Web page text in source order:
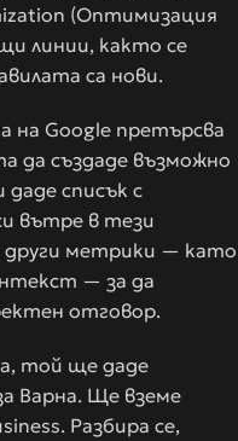
(Оптимизация
линии, както се
са нови.
на Google претърсва
да създаде възможно
списък с
вътре в тези
други метрики — като
— за да
отговор.
той ще даде
Варна. Ще вземе
Разбира се,